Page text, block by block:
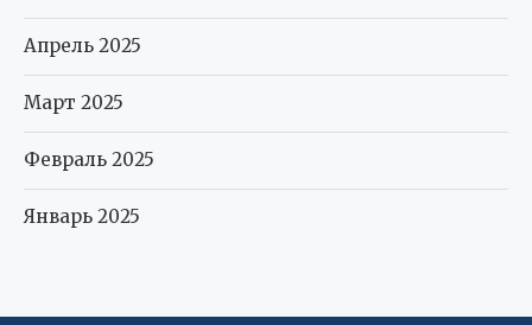
Апрель 2025
Март 2025
Февраль 2025
Январь 2025